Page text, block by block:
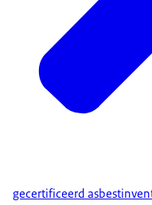
gecertificeerd